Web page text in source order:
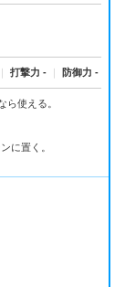
｜ 打撃力 - ｜ 防御力 -
ら使える。
に置く。